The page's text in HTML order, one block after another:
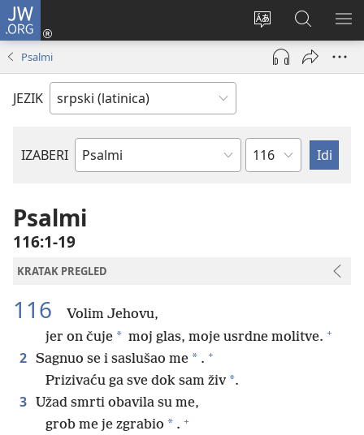
JW.ORG
Promeni
jezik
sajta
Prijava
(otvara
prozor)
Pretraga
sajta
JW.ORG
Psalmi
JEZIK
IZABERI
Biblijska
Poglavlje
Psalmi
116:1-19
KRATAK PREGLED
116
Volim Jehovu,
jer on čuje * moj glas, moje usrdne molitve. +
2 Sagnuo se i saslušao me * . +
Prizivaću ga sve dok sam živ *.
3 Užad smrti obavila su me,
grob me je zgrabio * . +